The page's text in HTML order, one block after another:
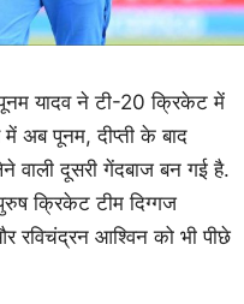
यादव ने टी-20 क्रिकेट में
अब पूनम, दीप्ती के बाद
वाली दूसरी गेंदबाज बन गई है.
क्रिकेट टीम दिग्गज
रविचंद्रन आश्विन को भी पीछे